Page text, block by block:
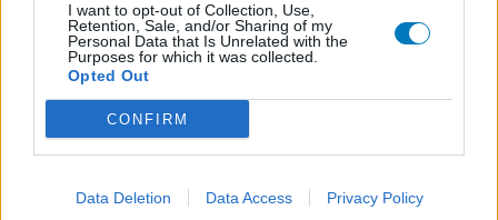
I want to opt-out of Collection, Use,
Retention, Sale, and/or Sharing of my
Personal Data that Is Unrelated with the
Purposes for which it was collected.
Opted Out
CONFIRM
Data Deletion Data Access Privacy Policy